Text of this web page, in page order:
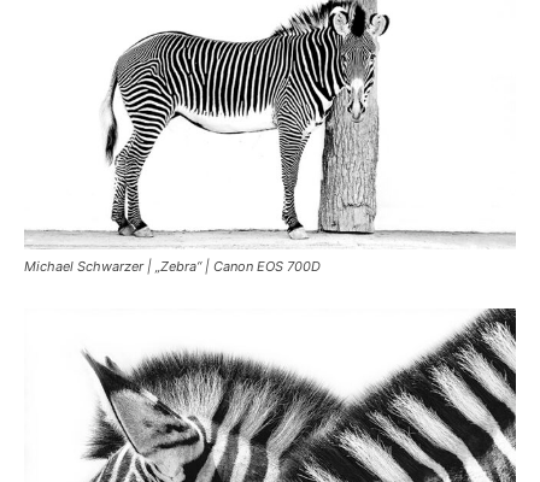
Michael Schwarzer | „Zebra“ | Canon EOS 700D